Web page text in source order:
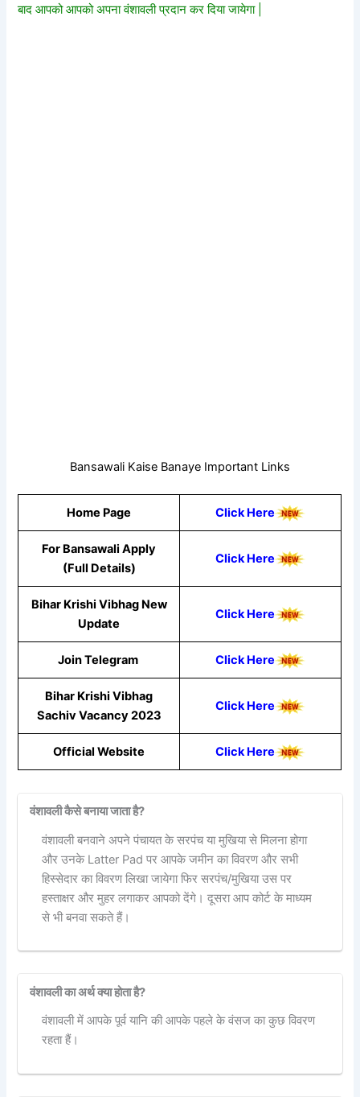
बाद आपको आपको अपना वंशावली प्रदान कर दिया जायेगा |
Bansawali Kaise Banaye Important Links
Home Page Click Here
For Bansawali Apply
(Full Details)
Click Here
Bihar Krishi Vibhag New
Update
Click Here
Join Telegram Click Here
Bihar Krishi Vibhag
Sachiv Vacancy 2023
Click Here
Official Website Click Here
वंशावली कैसे बनाया जाता है?
वंशावली बनवाने अपने पंचायत के सरपंच या मुखिया से मिलना होगा
और उनके Latter Pad पर आपके जमीन का विवरण और सभी
हिस्सेदार का विवरण लिखा जायेगा फिर सरपंच/मुखिया उस पर
हस्ताक्षर और मुहर लगाकर आपको देंगे। दूसरा आप कोर्ट के माध्यम
से भी बनवा सकते हैं।
वंशावली का अर्थ क्या होता है?
वंशावली में आपके पूर्व यानि की आपके पहले के वंसज का कुछ विवरण
रहता हैं।